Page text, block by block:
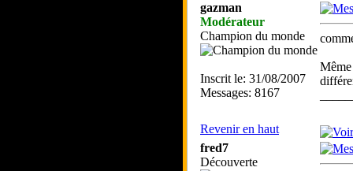
gazman
Modérateur
Champion du monde
Inscrit le: 31/08/2007
Messages: 8167
Revenir en haut
fred7
Découverte